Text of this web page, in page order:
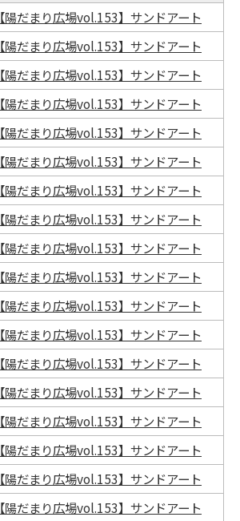
【陽だまり広場vol.153】サンドアート
【陽だまり広場vol.153】サンドアート
【陽だまり広場vol.153】サンドアート
【陽だまり広場vol.153】サンドアート
【陽だまり広場vol.153】サンドアート
【陽だまり広場vol.153】サンドアート
【陽だまり広場vol.153】サンドアート
【陽だまり広場vol.153】サンドアート
【陽だまり広場vol.153】サンドアート
【陽だまり広場vol.153】サンドアート
【陽だまり広場vol.153】サンドアート
【陽だまり広場vol.153】サンドアート
【陽だまり広場vol.153】サンドアート
【陽だまり広場vol.153】サンドアート
【陽だまり広場vol.153】サンドアート
【陽だまり広場vol.153】サンドアート
【陽だまり広場vol.153】サンドアート
【陽だまり広場vol.153】サンドアート